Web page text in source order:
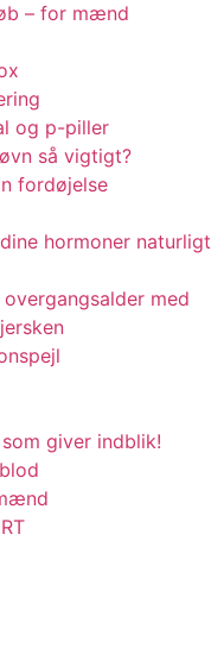
– for mænd
og p-piller
så vigtigt?
fordøjelse
hormoner naturligt
overgangsalder med
giver indblik!